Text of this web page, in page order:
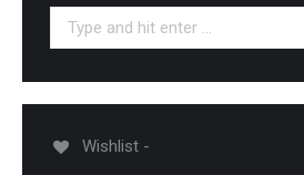
Search:
Wishlist -